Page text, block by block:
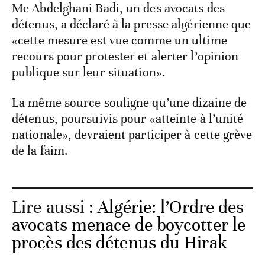
Me Abdelghani Badi, un des avocats des
détenus, a déclaré à la presse algérienne que
«cette mesure est vue comme un ultime
recours pour protester et alerter l’opinion
publique sur leur situation».
La même source souligne qu’une dizaine de
détenus, poursuivis pour «atteinte à l’unité
nationale», devraient participer à cette grève
de la faim.
Lire aussi :Algérie: l’Ordre des
avocats menace de boycotter le
procès des détenus du Hirak